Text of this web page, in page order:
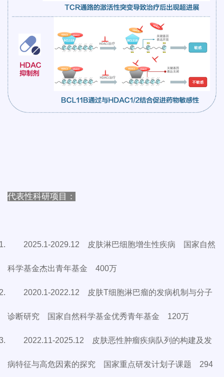
代表性科研项目：
2025.1-2029.12 皮肤淋巴细胞增生性疾病 国家自然
科学基金杰出青年基金 400万
2020.1-2022.12 皮肤T细胞淋巴瘤的发病机制与分子
诊断研究 国家自然科学基金优秀青年基金 120万
2022.11-2025.12 皮肤恶性肿瘤疾病队列的构建及发
病特征与高危因素的探究 国家重点研发计划子课题 294